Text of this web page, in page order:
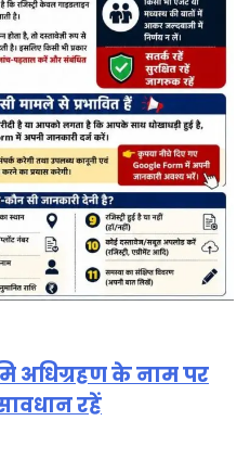
अधिग्रहण के नाम पर
रहें